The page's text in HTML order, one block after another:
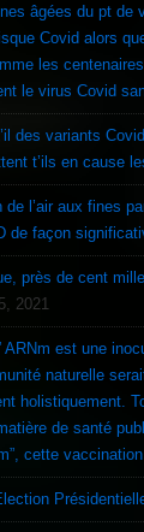
âgées du pt de
Covid alors
les
le virus Covid
des variants
t’ils en cause
l’air aux fines
de façon
près de cent
2021
ARNm est une
naturelle
holistiquement.
publique, pour la
cette